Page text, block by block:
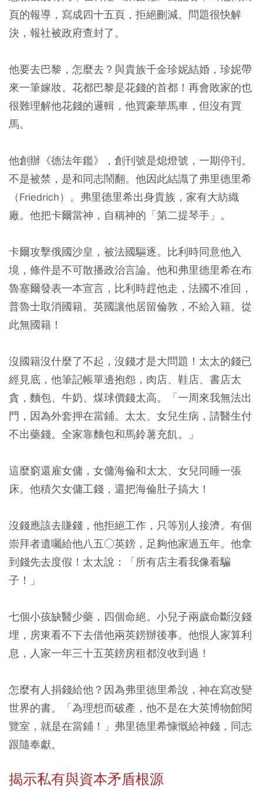
頁的報導，寫成四十五頁，拒絕刪減。問題很快解
決，報社被政府查封了。
他要去巴黎，怎麼去？與貴族千金珍妮結婚，珍妮帶
來一筆嫁妝。花都巴黎是花錢的首都！再會敗家的也
很難理解他花錢的邏輯，他買豪華馬車，但沒有買
馬。
他創辦《德法年鑑》，創刊號是熄燈號，一期停刊。
不是被禁，是和同志鬧翻。他因此結識了弗里德里希
（Friedrich）。弗里德里希出身貴族，家有大紡織
廠。他把卡爾當神，自稱神的「第二提琴手」。
卡爾攻擊俄國沙皇，被法國驅逐。比利時同意他入
境，條件是不可散播政治言論。他和弗里德里希在布
魯塞爾發表一本宣言，比利時趕他走，法國不准回，
普魯士取消國籍。英國讓他居留倫敦，不給入籍。從
此無國籍！
沒國籍沒什麼了不起，沒錢才是大問題！太太的錢已
經見底，他筆記帳單邊抱怨，肉店、鞋店、書店太
貪，麵包、牛奶、煤球價錢太高。「一周來我無法出
門，因為外套押在當鋪。太太、女兒生病，請醫生付
不出藥錢。全家靠麵包和馬鈴薯充飢。」
這麼窮還雇女傭，女傭海倫和太太、女兒同睡一張
床。他積欠女傭工錢，還把海倫肚子搞大！
沒錢應該去賺錢，他拒絕工作，只等別人接濟。有個
崇拜者遺囑給他八五○英鎊，足夠他家過五年。他拿
到錢先去度假！太太說：「所有店主看我像看騙
子！」
七個小孩缺醫少藥，四個命絕。小兒子兩歲命斷沒錢
埋，房東看不下去借他兩英鎊辦後事。他恨人家算利
息，人家一年三十五英鎊房租都沒收到過！
怎麼有人捐錢給他？因為弗里德里希說，神在寫改變
世界的書。「為理想而破產，他不是在大英博物館閱
覽室，就是在當鋪！」弗里德里希慷慨給神錢，同志
跟隨奉獻。
揭示私有與資本矛盾根源